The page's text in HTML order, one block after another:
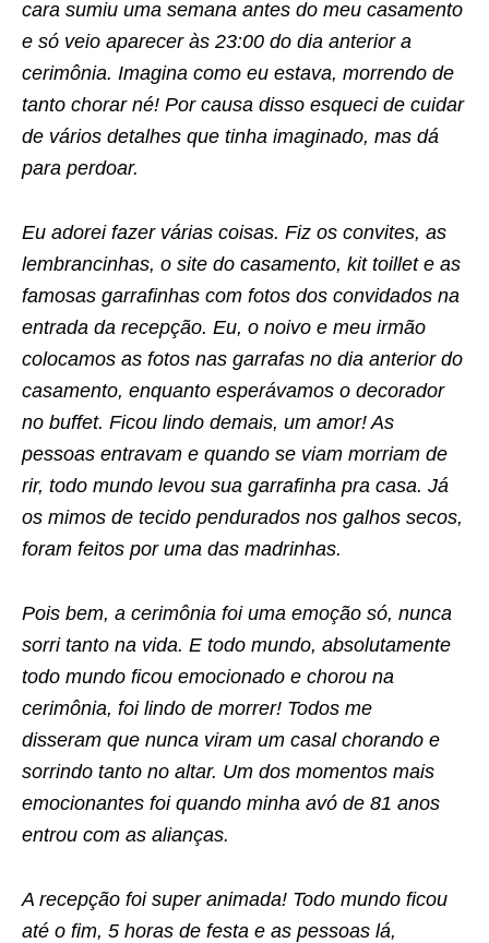
cara sumiu uma semana antes do meu casamento
e só veio aparecer às 23:00 do dia anterior a
cerimônia. Imagina como eu estava, morrendo de
tanto chorar né! Por causa disso esqueci de cuidar
de vários detalhes que tinha imaginado, mas dá
para perdoar.
Eu adorei fazer várias coisas. Fiz os convites, as
lembrancinhas, o site do casamento, kit toillet e as
famosas garrafinhas com fotos dos convidados na
entrada da recepção. Eu, o noivo e meu irmão
colocamos as fotos nas garrafas no dia anterior do
casamento, enquanto esperávamos o decorador
no buffet. Ficou lindo demais, um amor! As
pessoas entravam e quando se viam morriam de
rir, todo mundo levou sua garrafinha pra casa. Já
os mimos de tecido pendurados nos galhos secos,
foram feitos por uma das madrinhas.
Pois bem, a cerimônia foi uma emoção só, nunca
sorri tanto na vida. E todo mundo, absolutamente
todo mundo ficou emocionado e chorou na
cerimônia, foi lindo de morrer! Todos me
disseram que nunca viram um casal chorando e
sorrindo tanto no altar. Um dos momentos mais
emocionantes foi quando minha avó de 81 anos
entrou com as alianças.
A recepção foi super animada! Todo mundo ficou
até o fim, 5 horas de festa e as pessoas lá,